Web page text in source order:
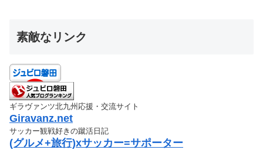
素敵なリンク
ギラヴァンツ北九州応援・交流サイト
Giravanz.net
サッカー観戦好きの蹴活日記
(グルメ+旅行)xサッカー=サポーター